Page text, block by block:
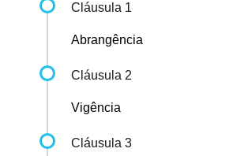
Cláusula 1
Abrangência
Cláusula 2
Vigência
Cláusula 3